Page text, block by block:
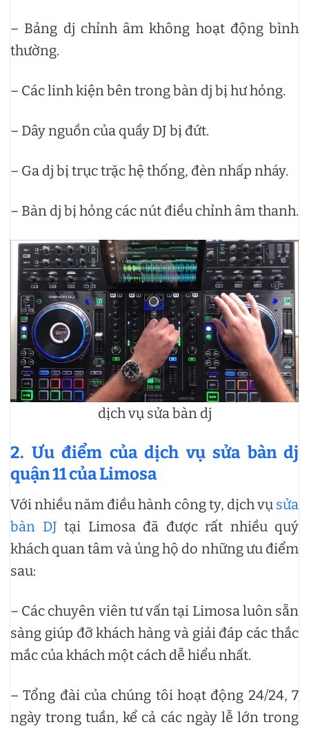
– Bảng dj chỉnh âm không hoạt động bình
thường.
– Các linh kiện bên trong bàn dj bị hư hỏng.
– Dây nguồn của quầy DJ bị đứt.
– Ga dj bị trục trặc hệ thống, đèn nhấp nháy.
– Bàn dj bị hỏng các nút điều chỉnh âm thanh.
dịch vụ sửa bàn dj
2. Ưu điểm của dịch vụ sửa bàn dj
quận 11 của Limosa
Với nhiều năm điều hành công ty, dịch vụ sửa
bàn DJ tại Limosa đã được rất nhiều quý
khách quan tâm và ủng hộ do những ưu điểm
sau:
– Các chuyên viên tư vấn tại Limosa luôn sẵn
sàng giúp đỡ khách hàng và giải đáp các thắc
mắc của khách một cách dễ hiểu nhất.
– Tổng đài của chúng tôi hoạt động 24/24, 7
ngày trong tuần, kể cả các ngày lễ lớn trong